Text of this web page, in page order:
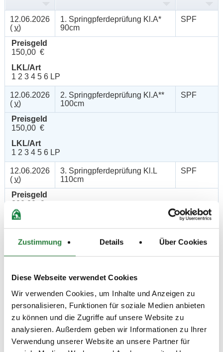
Zustimmung Details Über Cookies
Diese Webseite verwendet Cookies
Wir verwenden Cookies, um Inhalte und Anzeigen zu
personalisieren, Funktionen für soziale Medien anbieten
zu können und die Zugriffe auf unsere Website zu
analysieren. Außerdem geben wir Informationen zu Ihrer
Verwendung unserer Website an unsere Partner für
12.06.2026
( v)
1. Springpferdeprüfung Kl.A*
90cm
SPF
Preisgeld
150,00 €
LKL/Art
1 2 3 4 5 6 LP
12.06.2026
( v)
2. Springpferdeprüfung Kl.A**
100cm
SPF
Preisgeld
150,00 €
LKL/Art
1 2 3 4 5 6 LP
12.06.2026
( v)
3. Springpferdeprüfung Kl.L
110cm
SPF
Preisgeld
200,00 €
LKL/Art
1 2 3 4 5 LP
12.06.2026
(n)
4. Springprüfung Kl.L 115cm SPR
200,00 €
LKL/Art
2 3 4 LP
12.06.2026
(n)
5. Springprüfung Kl.M* 120cm SPR
Preisgeld